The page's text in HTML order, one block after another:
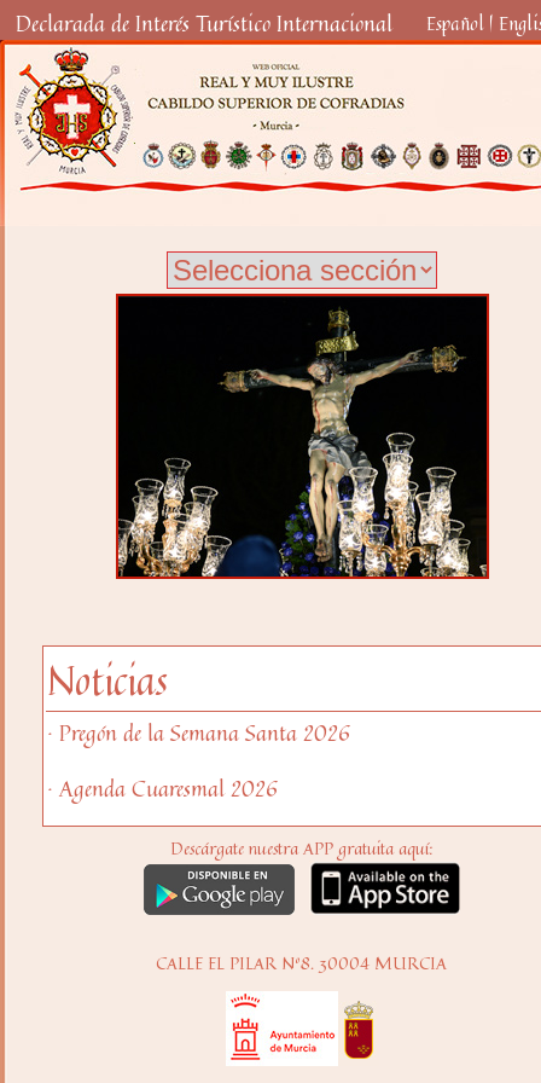
Declarada de Interés Turístico Internacional Español |
Noticias
· Pregón de la Semana Santa 2026
· Agenda Cuaresmal 2026
Descárgate nuestra APP gratuita aquí:
CALLE EL PILAR Nº8. 30004 MURCIA